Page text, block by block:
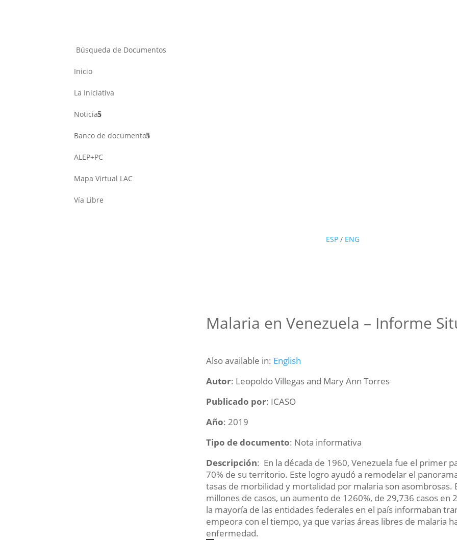
Búsqueda de Documentos
Inicio
La Iniciativa
Noticias
Banco de documentos
ALEP+PC
Mapa Virtual LAC
Vía Libre
ESP / ENG
Malaria en Venezuela – Informe
Also available in: English
Autor: Leopoldo Villegas and Mary Ann Torres
Publicado por: ICASO
Año: 2019
Tipo de documento: Nota informativa
Descripción: En la década de 1960, Venezuela fue el primer
70% de su territorio. Este logro ayudó a remodelar el
tasas de morbilidad y mortalidad por malaria son
millones de casos, un aumento de 1260%, de 29,736 casos en
la mayoría de las entidades federales en el país informaban
empeora con el tiempo, ya que varias áreas libres de malaria
enfermedad.